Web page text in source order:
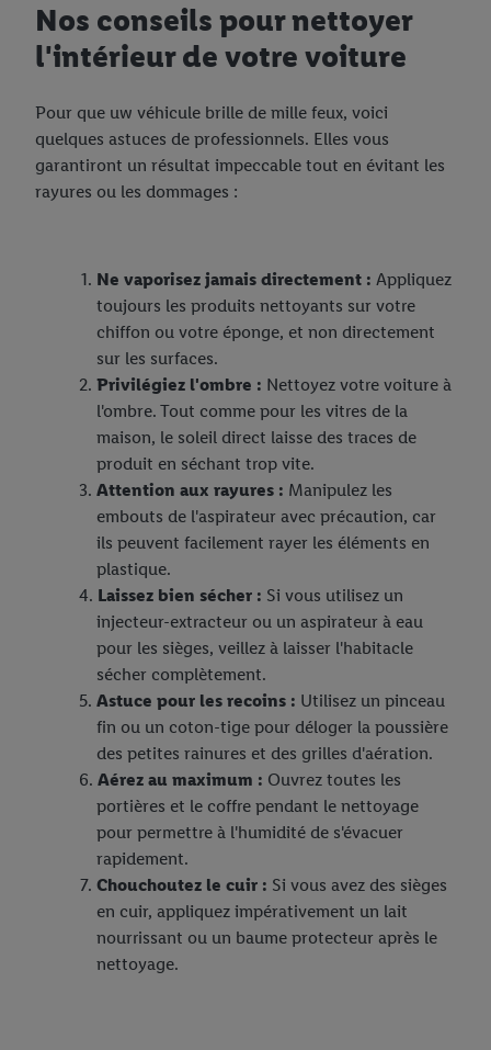
Nos conseils pour nettoyer
l'intérieur de votre voiture
Pour que uw véhicule brille de mille feux, voici
quelques astuces de professionnels. Elles vous
garantiront un résultat impeccable tout en évitant les
rayures ou les dommages :
Ne vaporisez jamais directement : Appliquez
toujours les produits nettoyants sur votre
chiffon ou votre éponge, et non directement
sur les surfaces.
Privilégiez l'ombre : Nettoyez votre voiture à
l'ombre. Tout comme pour les vitres de la
maison, le soleil direct laisse des traces de
produit en séchant trop vite.
Attention aux rayures : Manipulez les
embouts de l'aspirateur avec précaution, car
ils peuvent facilement rayer les éléments en
plastique.
Laissez bien sécher : Si vous utilisez un
injecteur-extracteur ou un aspirateur à eau
pour les sièges, veillez à laisser l'habitacle
sécher complètement.
Astuce pour les recoins : Utilisez un pinceau
fin ou un coton-tige pour déloger la poussière
des petites rainures et des grilles d'aération.
Aérez au maximum : Ouvrez toutes les
portières et le coffre pendant le nettoyage
pour permettre à l'humidité de s'évacuer
rapidement.
Chouchoutez le cuir : Si vous avez des sièges
en cuir, appliquez impérativement un lait
nourrissant ou un baume protecteur après le
nettoyage.